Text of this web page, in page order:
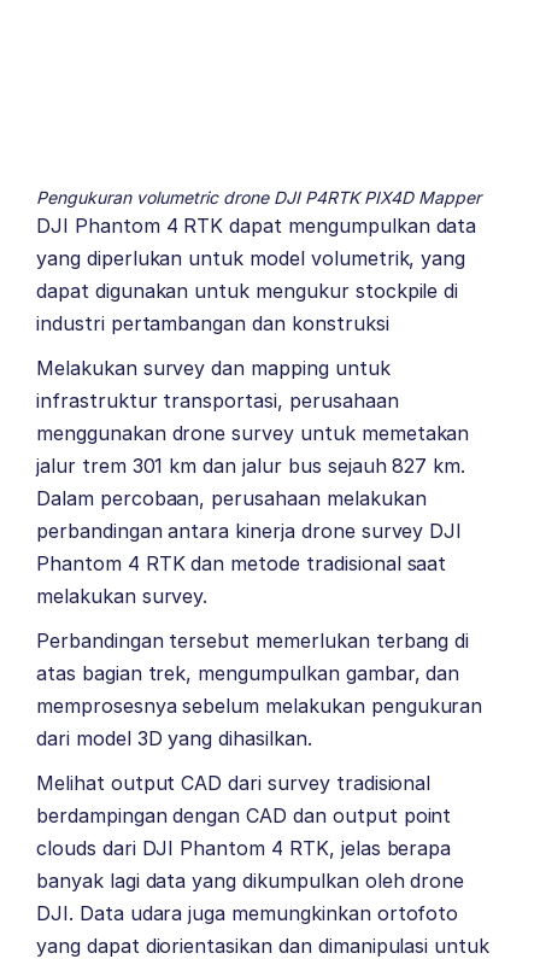
Pengukuran volumetric drone DJI P4RTK PIX4D Mapper
DJI Phantom 4 RTK dapat mengumpulkan data
yang diperlukan untuk model volumetrik, yang
dapat digunakan untuk mengukur stockpile di
industri pertambangan dan konstruksi
Melakukan survey dan mapping untuk
infrastruktur transportasi, perusahaan
menggunakan drone survey untuk memetakan
jalur trem 301 km dan jalur bus sejauh 827 km.
Dalam percobaan, perusahaan melakukan
perbandingan antara kinerja drone survey DJI
Phantom 4 RTK dan metode tradisional saat
melakukan survey.
Perbandingan tersebut memerlukan terbang di
atas bagian trek, mengumpulkan gambar, dan
memprosesnya sebelum melakukan pengukuran
dari model 3D yang dihasilkan.
Melihat output CAD dari survey tradisional
berdampingan dengan CAD dan output point
clouds dari DJI Phantom 4 RTK, jelas berapa
banyak lagi data yang dikumpulkan oleh drone
DJI. Data udara juga memungkinkan ortofoto
yang dapat diorientasikan dan dimanipulasi untuk